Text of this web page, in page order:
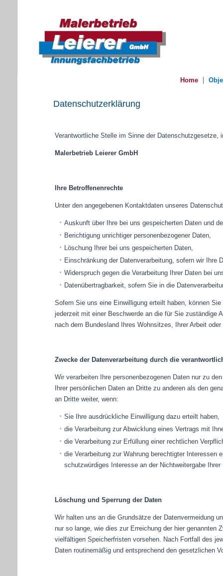
Home
Datenschutzerklärung
Verantwortliche Stelle im Sinne der Datenschutzgesetze,
Malerbetrieb Leierer GmbH
Ihre Betroffenenrechte
Unter den angegebenen Kontaktdaten unseres
Auskunft über Ihre bei uns gespeicherten Daten und
Berichtigung unrichtiger personenbezogener Daten,
Löschung Ihrer bei uns gespeicherten Daten,
Einschränkung der Datenverarbeitung, sofern wir
Widerspruch gegen die Verarbeitung Ihrer Daten bei
Datenübertragbarkeit, sofern Sie in die
Sofern Sie uns eine Einwilligung erteilt haben, können
jederzeit mit einer Beschwerde an die für Sie zuständige
nach dem Bundesland Ihres Wohnsitzes, Ihrer Arbeit
Zwecke der Datenverarbeitung durch die
Wir verarbeiten Ihre personenbezogenen Daten nur zu
Ihrer persönlichen Daten an Dritte zu anderen als den
an Dritte weiter, wenn:
Sie Ihre ausdrückliche Einwilligung dazu erteilt haben,
die Verarbeitung zur Abwicklung eines Vertrags mit
die Verarbeitung zur Erfüllung einer rechtlichen
die Verarbeitung zur Wahrung berechtigter Interessen
schutzwürdiges Interesse an der Nichtweitergabe Ihrer
Löschung und Sperrung der Daten
Wir halten uns an die Grundsätze der Datenvermeidung
nur so lange, wie dies zur Erreichung der hier genannten
vielfältigen Speicherfristen vorsehen. Nach Fortfall des
Daten routinemäßig und entsprechend den gesetzlichen